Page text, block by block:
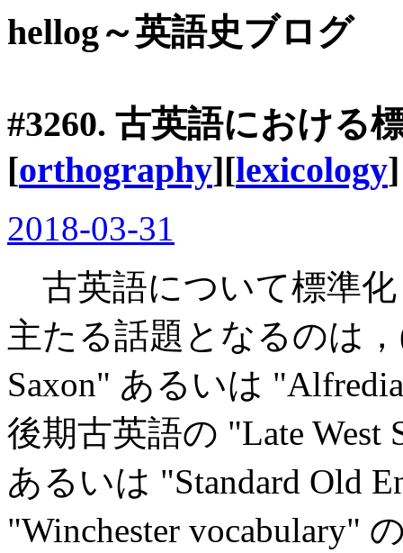
hellog～英語史ブログ
#3260. 古英語における
[orthography][lexicology]
2018-03-31
古英語について標準化
主たる話題となるのは
Saxon" あるいは
後期古英語の "Late
あるいは "Standard Old
"Winchester vocabulary"